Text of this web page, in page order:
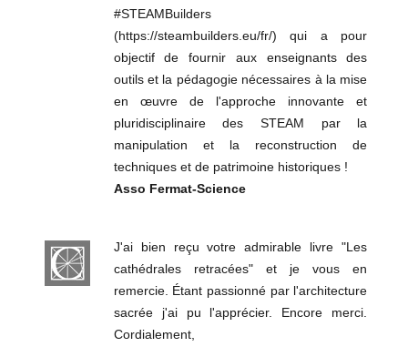
#STEAMBuilders
(https://steambuilders.eu/fr/) qui a pour
objectif de fournir aux enseignants des
outils et la pédagogie nécessaires à la mise
en œuvre de l'approche innovante et
pluridisciplinaire des STEAM par la
manipulation et la reconstruction de
techniques et de patrimoine historiques !
Asso Fermat-Science
J'ai bien reçu votre admirable livre "Les
cathédrales retracées" et je vous en
remercie. Étant passionné par l'architecture
sacrée j'ai pu l'apprécier. Encore merci.
Cordialement,